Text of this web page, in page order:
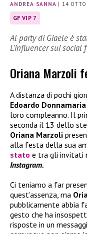
ANDREA SANNA | 14
GF VIP 7
Al party di Giaele è
L’influencer sui social
Oriana Marzoli
A distanza di pochi
Edoardo Donnamaria
loro compleanno. Il
seconda il 13 dello
Oriana Marzoli
alla festa della sua
stato e tra gli invitati
Instagram.
Ci teniamo a far
quest’assenza, ma
pubblicamente abbia
gesto che ha
risposte in un